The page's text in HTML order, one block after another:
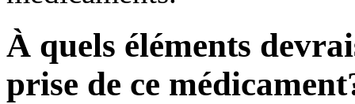
À quels éléments
prise de ce